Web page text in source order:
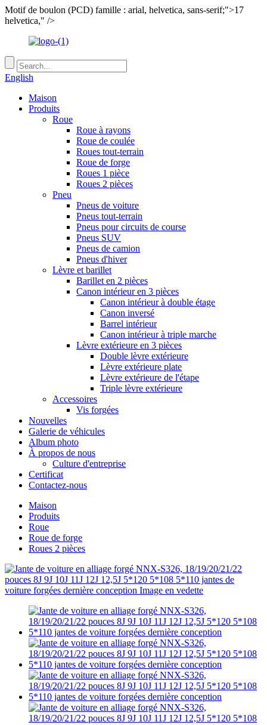
Motif de boulon (PCD) famille : arial, helvetica, sans-serif;">17
helvetica," />
English
Maison
Produits
Roue
Roue à rayons
Roue de coulée
Roues tout-terrain
Roue de forge
Roues 1 pièce
Roues 2 pièces
Pneu
Pneus de voiture
Pneus tout-terrain
Pneus pour circuits de course
Pneus SUV
Pneus de camion
Pneus d'hiver
Lèvre et barillet
Barillet en 2 pièces
Canon intérieur en 3 pièces
Canon intérieur à double étage
Canon inversé
Barrel intérieur
Canon intérieur à triple marche
Lèvre extérieure en 3 pièces
Double lèvre extérieure
Lèvre extérieure plate
Lèvre extérieure de l'étape
Triple lèvre extérieure
Accessoires
Vis forgées
Nouvelles
Galerie de véhicules
Album photo
À propos de nous
Culture d'entreprise
Certificat
Contactez-nous
Maison
Produits
Roue
Roue de forge
Roues 2 pièces